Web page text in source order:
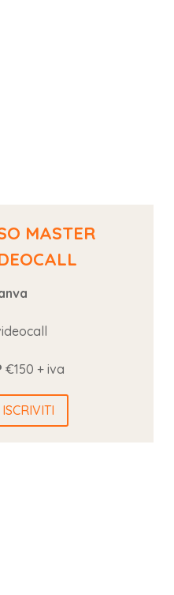
MASTER
€150 + iva
ISCRIVITI